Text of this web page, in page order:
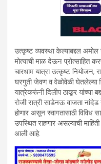
उत्कृष्ट व्यवस्था केल्याबद्दल अमोल
मोत्याची माळ देऊन
चारधाम यात्रा उत्कृष्ट नियोजन,
घरगुती जेवण व वेळोवेळी घेतलेल्या
यात्रेकरूंनी दिलीप ठाकूर यांच्या
रोजी रात्री साडेनऊ वाजता
होणार असून स्वागतासाठी विविध
उपस्थित राहणार असल्याची
आली आहे.